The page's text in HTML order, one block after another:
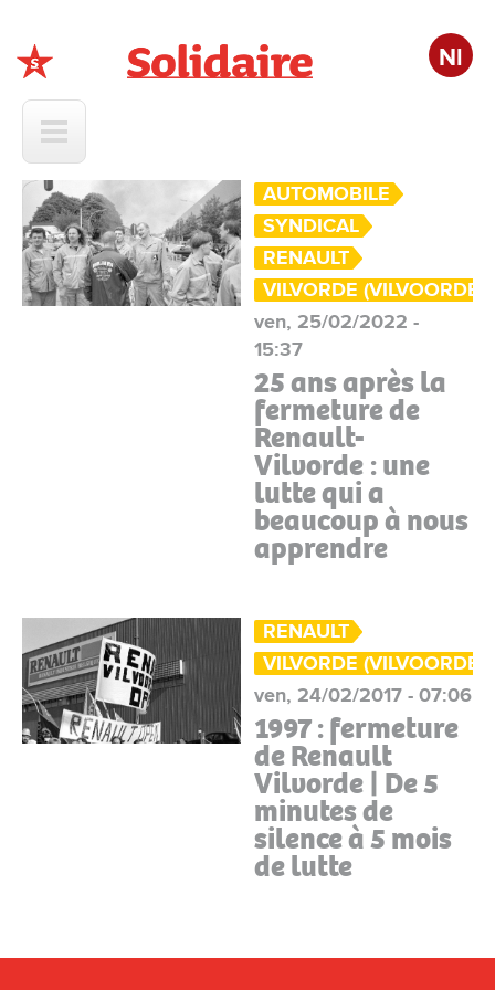
Nl
AUTOMOBILE
SYNDICAL
RENAULT
VILVORDE (VILVOORDE)
ven, 25/02/2022 -
15:37
25 ans après la
fermeture de
Renault-
Vilvorde : une
lutte qui a
beaucoup à nous
apprendre
RENAULT
VILVORDE (VILVOORDE)
ven, 24/02/2017 - 07:06
1997 : fermeture
de Renault
Vilvorde | De 5
minutes de
silence à 5 mois
de lutte